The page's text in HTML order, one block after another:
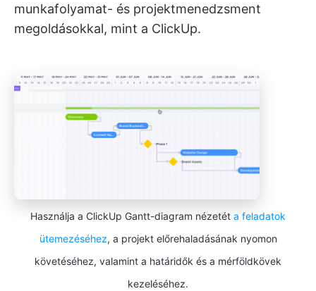
munkafolyamat- és projektmenedzsment
megoldásokkal, mint a ClickUp.
Használja a ClickUp Gantt-diagram nézetét a feladatok
ütemezéséhez, a projekt előrehaladásának nyomon
követéséhez, valamint a határidők és a mérföldkövek
kezeléséhez.